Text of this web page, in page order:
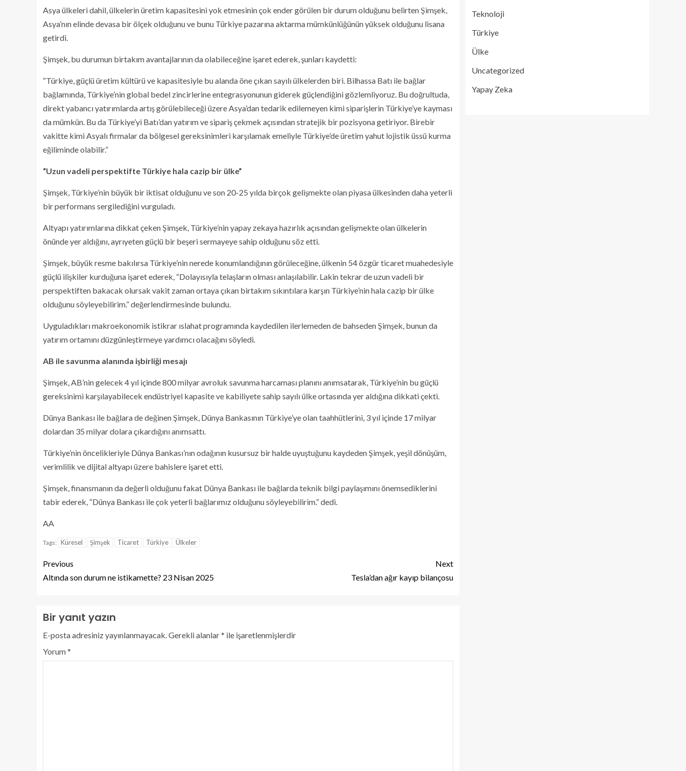
Asya ülkeleri dahil, ülkelerin üretim kapasitesini yok etmesinin çok ender görülen bir durum olduğunu belirten Şimşek,
Asya’nın elinde devasa bir ölçek olduğunu ve bunu Türkiye pazarına aktarma mümkünlüğünün yüksek olduğunu lisana
getirdi.
Şimşek, bu durumun birtakım avantajlarının da olabileceğine işaret ederek, şunları kaydetti:
“Türkiye, güçlü üretim kültürü ve kapasitesiyle bu alanda öne çıkan sayılı ülkelerden biri. Bilhassa Batı ile bağlar
bağlamında, Türkiye’nin global bedel zincirlerine entegrasyonunun giderek güçlendiğini gözlemliyoruz. Bu doğrultuda,
direkt yabancı yatırımlarda artış görülebileceği üzere Asya’dan tedarik edilemeyen kimi siparişlerin Türkiye’ye kayması
da mümkün. Bu da Türkiye’yi Batı’dan yatırım ve sipariş çekmek açısından stratejik bir pozisyona getiriyor. Birebir
vakitte kimi Asyalı firmalar da bölgesel gereksinimleri karşılamak emeliyle Türkiye’de üretim yahut lojistik üssü kurma
eğiliminde olabilir.”
“Uzun vadeli perspektifte Türkiye hala cazip bir ülke”
Şimşek, Türkiye’nin büyük bir iktisat olduğunu ve son 20-25 yılda birçok gelişmekte olan piyasa ülkesinden daha yeterli
bir performans sergilediğini vurguladı.
Altyapı yatırımlarına dikkat çeken Şimşek, Türkiye’nin yapay zekaya hazırlık açısından gelişmekte olan ülkelerin
önünde yer aldığını, ayrıyeten güçlü bir beşeri sermayeye sahip olduğunu söz etti.
Şimşek, büyük resme bakılırsa Türkiye’nin nerede konumlandığının görüleceğine, ülkenin 54 özgür ticaret muahedesiyle
güçlü ilişkiler kurduğuna işaret ederek, “Dolayısıyla telaşların olması anlaşılabilir. Lakin tekrar de uzun vadeli bir
perspektiften bakacak olursak vakit zaman ortaya çıkan birtakım sıkıntılara karşın Türkiye’nin hala cazip bir ülke
olduğunu söyleyebilirim.” değerlendirmesinde bulundu.
Uyguladıkları makroekonomik istikrar ıslahat programında kaydedilen ilerlemeden de bahseden Şimşek, bunun da
yatırım ortamını düzgünleştirmeye yardımcı olacağını söyledi.
AB ile savunma alanında işbirliği mesajı
Şimşek, AB’nin gelecek 4 yıl içinde 800 milyar avroluk savunma harcaması planını anımsatarak, Türkiye’nin bu güçlü
gereksinimi karşılayabilecek endüstriyel kapasite ve kabiliyete sahip sayılı ülke ortasında yer aldığına dikkati çekti.
Dünya Bankası ile bağlara de değinen Şimşek, Dünya Bankasının Türkiye’ye olan taahhütlerini, 3 yıl içinde 17 milyar
dolardan 35 milyar dolara çıkardığını anımsattı.
Türkiye’nin öncelikleriyle Dünya Bankası’nın odağının kusursuz bir halde uyuştuğunu kaydeden Şimşek, yeşil dönüşüm,
verimlilik ve dijital altyapı üzere bahislere işaret etti.
Şimşek, finansmanın da değerli olduğunu fakat Dünya Bankası ile bağlarda teknik bilgi paylaşımını önemsediklerini
tabir ederek, “Dünya Bankası ile çok yeterli bağlarımız olduğunu söyleyebilirim.” dedi.
AA
Tags: Küresel Şimşek Ticaret Türkiye Ülkeler
Previous
Altında son durum ne istikamette? 23 Nisan 2025
Next
Tesla’dan ağır kayıp bilançosu
Bir yanıt yazın
E-posta adresiniz yayınlanmayacak. Gerekli alanlar* ile işaretlenmişlerdir
Yorum*
Teknoloji
Türkiye
Ülke
Uncategorized
Yapay Zeka